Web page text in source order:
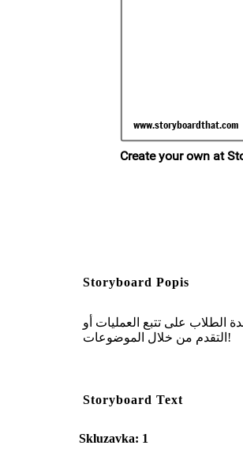
Storyboard Popis
لمساعدة الطلاب على تتبع العمليات أو
التقدم من خلال الموضوعات!
Storyboard Text
Skluzavka: 1